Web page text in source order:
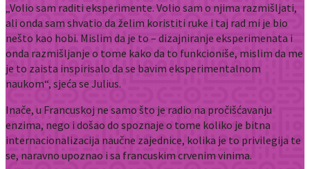
„Volio sam raditi eksperimente. Volio sam o njima razmišljati,
ali onda sam shvatio da želim koristiti ruke i taj rad mi je bio
nešto kao hobi. Mislim da je to – dizajniranje eksperimenata i
onda razmišljanje o tome kako da to funkcioniše, mislim da me
je to zaista inspirisalo da se bavim eksperimentalnom
naukom“, sjeća se Julius.
Inače, u Francuskoj ne samo što je radio na pročišćavanju
enzima, nego i došao do spoznaje o tome koliko je bitna
internacionalizacija naučne zajednice, kolika je to privilegija te
se, naravno upoznao i sa francuskim crvenim vinima.